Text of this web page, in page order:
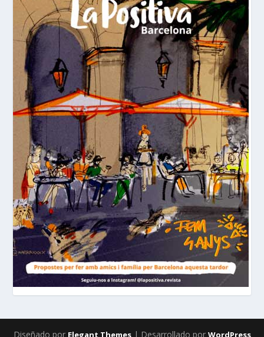
Diseñado por Elegant Themes| Desarrollado por WordPress